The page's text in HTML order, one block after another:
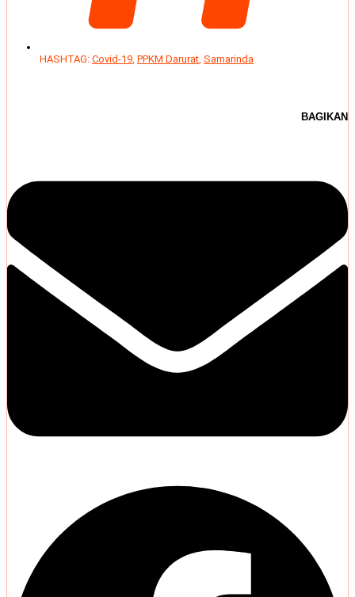
HASHTAG: Covid-19, PPKM Darurat, Samarinda
BAGIKAN